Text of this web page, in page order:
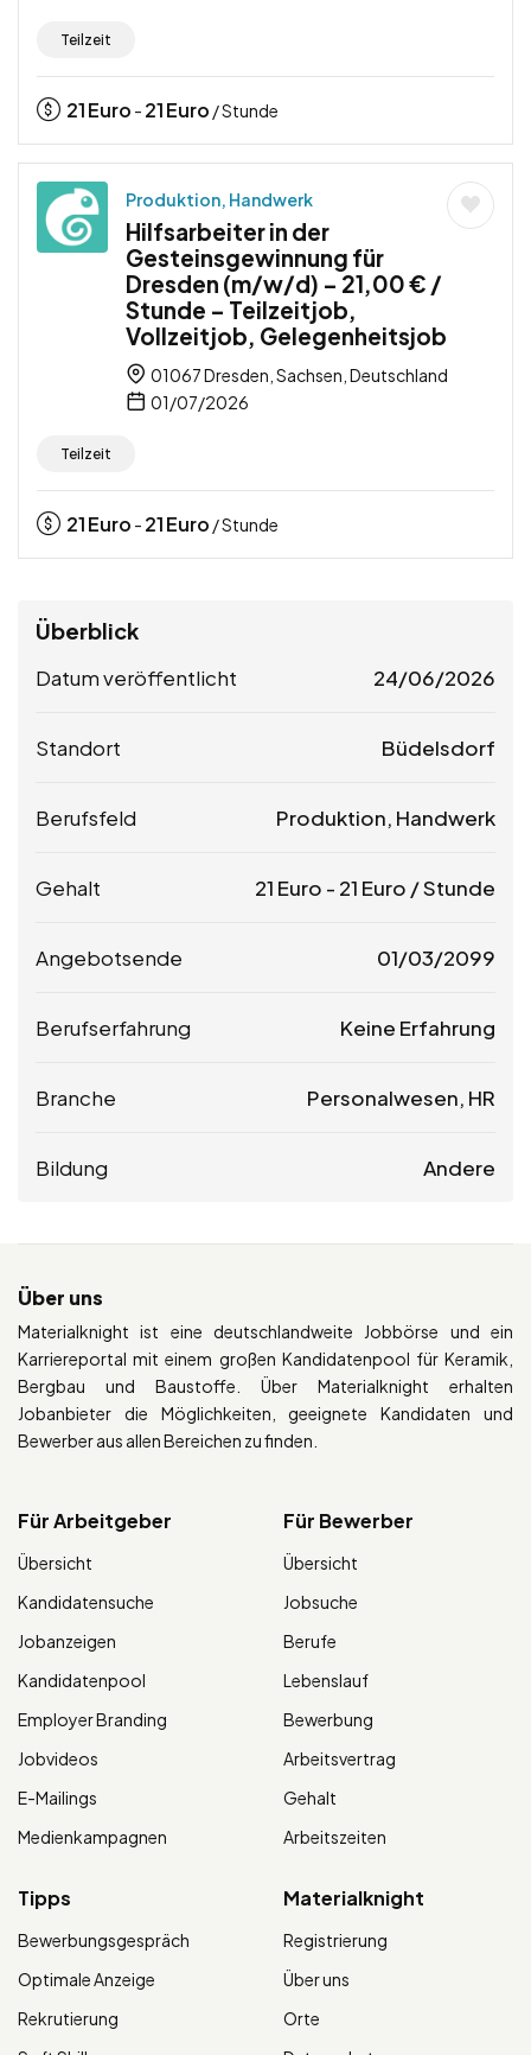
Teilzeit
21Euro - 21Euro / Stunde
Produktion, Handwerk
Hilfsarbeiter in der
Gesteinsgewinnung für
Dresden (m/w/d) – 21,00 € /
Stunde – Teilzeitjob,
Vollzeitjob, Gelegenheitsjob
01067 Dresden, Sachsen, Deutschland
01/07/2026
Teilzeit
21Euro - 21Euro / Stunde
Überblick
Datum veröffentlicht 24/06/2026
Standort Büdelsdorf
Berufsfeld Produktion, Handwerk
Gehalt 21 Euro - 21 Euro / Stunde
Angebotsende 01/03/2099
Berufserfahrung Keine Erfahrung
Branche Personalwesen, HR
Bildung Andere
Über uns
Materialknight ist eine deutschlandweite Jobbörse und ein
Karriereportal mit einem großen Kandidatenpool für Keramik,
Bergbau und Baustoffe. Über Materialknight erhalten
Jobanbieter die Möglichkeiten, geeignete Kandidaten und
Bewerber aus allen Bereichen zu finden.
Für Arbeitgeber
Übersicht
Kandidatensuche
Jobanzeigen
Kandidatenpool
Employer Branding
Jobvideos
E-Mailings
Medienkampagnen
Für Bewerber
Übersicht
Jobsuche
Berufe
Lebenslauf
Bewerbung
Arbeitsvertrag
Gehalt
Arbeitszeiten
Tipps
Bewerbungsgespräch
Optimale Anzeige
Rekrutierung
Materialknight
Registrierung
Über uns
Orte